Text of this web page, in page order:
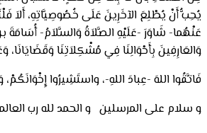
يُحِبُّ أَنْ يُطْلِعَ الآخَرِينَ عَلَى خُصُوصِيَّاتِهِ، أَلاَ
عَنْهُما- شَاوَرَ -عَلَيْهِ الصَّلاَةُ وَالسَّلاَمُ- أُسَامَةَ
وَالعَارِفِينَ بِأَحْوَالِنَا فِي مُشْكِلاَتِنَا
فَاتَّقُوا اللهَ -عِبادَ اللهِ-، واستَشِيرُوا
و سلام على المرسلين و الحمد لله رب